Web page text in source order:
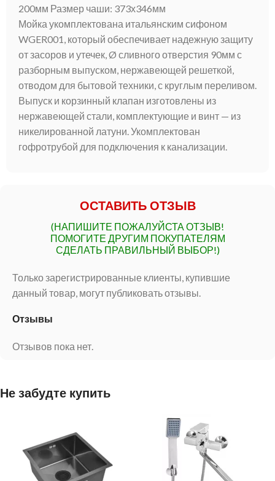
200мм Размер чаши: 373х346мм
Мойка укомплектована итальянским сифоном
WGER001, который обеспечивает надежную защиту
от засоров и утечек, Ø сливного отверстия 90мм с
разборным выпуском, нержавеющей решеткой,
отводом для бытовой техники, с круглым переливом.
Выпуск и корзинный клапан изготовлены из
нержавеющей стали, комплектующие и винт — из
никелированной латуни. Укомплектован
гофротрубой для подключения к канализации.
ОСТАВИТЬ ОТЗЫВ
(НАПИШИТЕ ПОЖАЛУЙСТА ОТЗЫВ!
ПОМОГИТЕ ДРУГИМ ПОКУПАТЕЛЯМ
СДЕЛАТЬ ПРАВИЛЬНЫЙ ВЫБОР!)
Отзывы
Отзывов пока нет.
Только зарегистрированные клиенты, купившие
данный товар, могут публиковать отзывы.
Не забудте купить